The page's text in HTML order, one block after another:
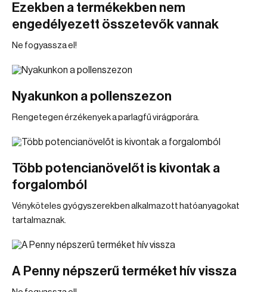
Ezekben a termékekben nem
engedélyezett összetevők vannak
Ne fogyassza el!
Nyakunkon a pollenszezon
Rengetegen érzékenyek a parlagfű virágporára.
Több potencianövelőt is kivontak a
forgalomból
Vényköteles gyógyszerekben alkalmazott hatóanyagokat
tartalmaznak.
A Penny népszerű terméket hív vissza